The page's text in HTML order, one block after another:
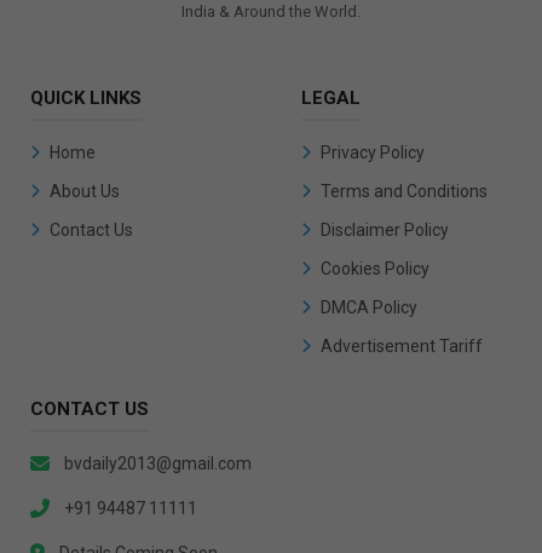
India & Around the World.
QUICK LINKS
Home
About Us
Contact Us
LEGAL
Privacy Policy
Terms and Conditions
Disclaimer Policy
Cookies Policy
DMCA Policy
Advertisement Tariff
CONTACT US
bvdaily2013@gmail.com
+91 94487 11111